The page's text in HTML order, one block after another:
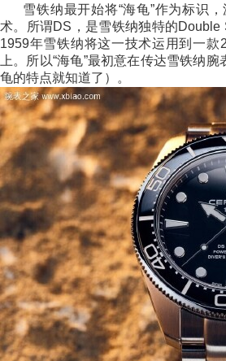
雪铁纳最开始将“海龟”作为标识，
术。所谓DS，是雪铁纳独特的Double
1959年雪铁纳将这一技术运用到一款
上。所以“海龟”最初意在传达雪铁纳
龟的特点就知道了）。